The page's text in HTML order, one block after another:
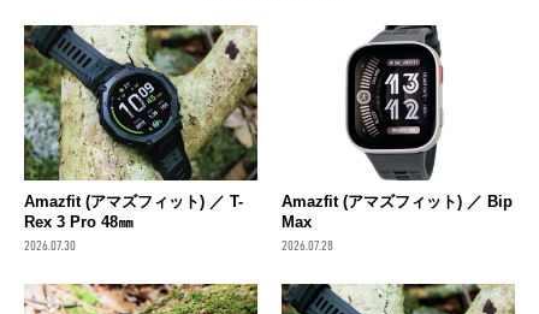
Amazfit (アマズフィット) ／ T-
Rex 3 Pro 48㎜
2026.07.30
Amazfit (アマズフィット) ／ Bip
Max
2026.07.28